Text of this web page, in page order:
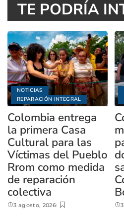
TE PODRÍA
NOTICIAS
REPARACIÓN INTEGRAL
Colombia entrega
la primera Casa
Cultural para las
Víctimas del Pueblo
Rrom como medida
de reparación
colectiva
3 agosto, 2026